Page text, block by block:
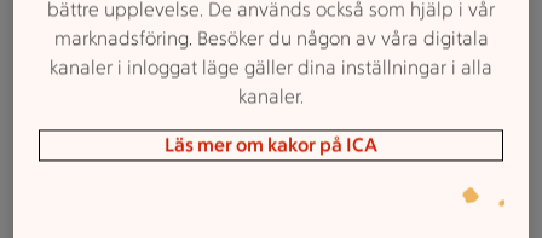
står bakom delikatessen är du vårt ansikte utåt. Det är
dig kunderna träffar och kan prata med.Vi som jobbar
här är färskvaruchefer, matcoacher och experter på
är engagerad och intresserad av att utveckla både dig
bättre upplevelse. De används också som hjälp i vår
marknadsföring. Besöker du någon av våra digitala
kanaler i inloggat läge gäller dina inställningar i alla
kanaler.
Läs mer om kakor på ICA